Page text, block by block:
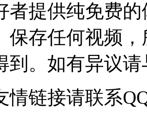
者提供纯免费
保存任何视频
到。如有异议
情链接请联系